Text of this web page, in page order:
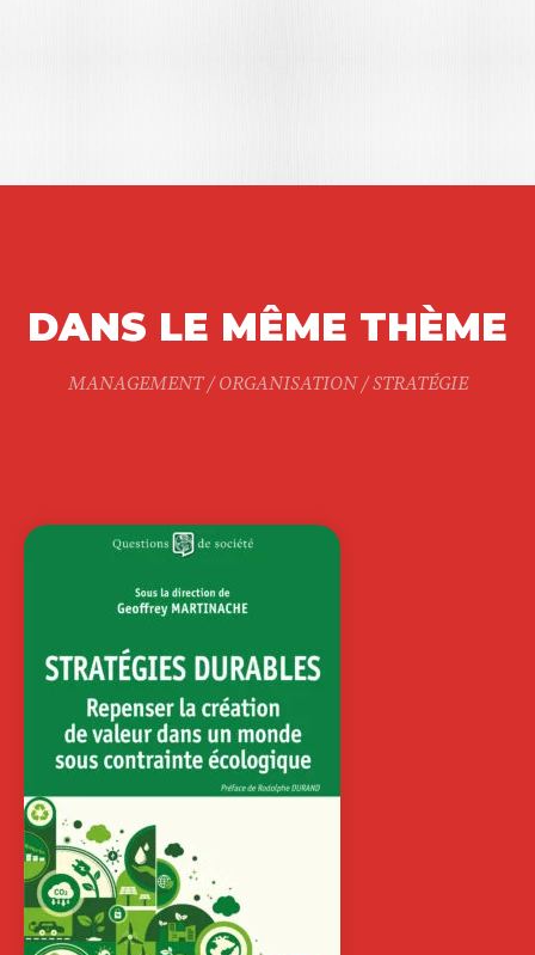
DANS LE MÊME THÈME
MANAGEMENT / ORGANISATION / STRATÉGIE